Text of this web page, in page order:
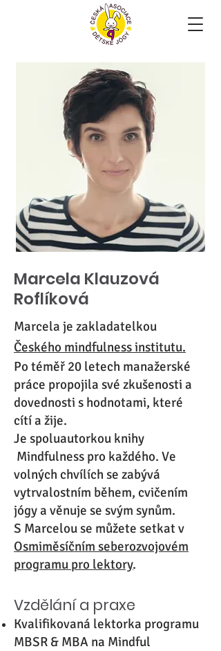
Marcela Klauzová
Roflíková
Marcela je zakladatelkou
Českého mindfulness institutu.
Po téměř 20 letech manažerské
práce propojila své zkušenosti a
dovednosti s hodnotami, které
cítí a žije.
Je spoluautorkou knihy
Mindfulness pro každého. Ve
volných chvílích se zabývá
vytrvalostním během, cvičením
jógy a věnuje se svým synům.
S Marcelou se můžete setkat v
Osmiměsíčním seberozvojovém
programu pro lektory.
Vzdělání a praxe
Kvalifikovaná lektorka programu
MBSR & MBA na Mindful